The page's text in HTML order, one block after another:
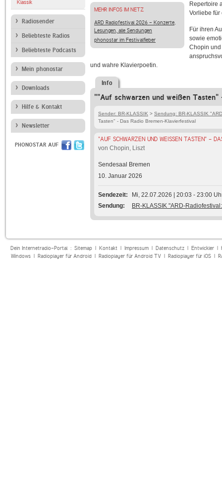
Klassik
Radiosender
Beliebteste Radios
Beliebteste Podcasts
Mein phonostar
Downloads
Hilfe & Kontakt
Newsletter
PHONOSTAR AUF
MEHR INFOS IM NETZ
ARD Radiofestival 2026 - Konzerte,
Lesungen, alle Sendungen
phonostar im Festivalfieber
Repertoire
Vorliebe für
Für ihren
sowie
Chopin
und wahre Klavierpoetin.
Info
""Auf schwarzen und weißen
Sender: BR-KLASSIK > Sendung: BR-KLASSIK
Tasten" - Das Radio Bremen-Klavierfestival
"AUF SCHWARZEN UND WEISSEN TASTEN" -
von Chopin, Liszt
Sendesaal Bremen
10. Januar 2026
Sendezeit
Mi, 22.07.2026 | 20:03 - 23:00
Sendung
BR-KLASSIK "ARD-
Dein Internetradio-Portal : Sitemap| Kontakt| Impressum| Datenschutz| Entwickler|
Windows| Radioplayer für Android| Radioplayer für Android TV| Radioplayer für iOS|